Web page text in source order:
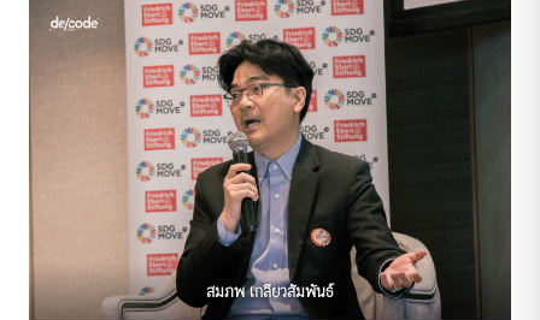
สมภพ เกลียวสัมพันธ์